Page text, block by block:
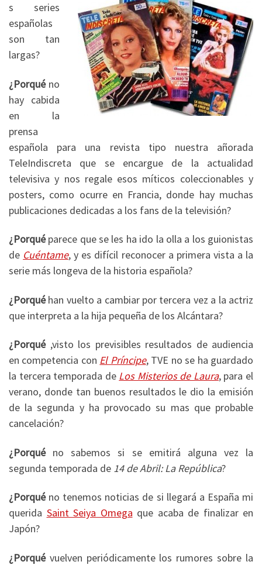
s series
españolas
son tan
largas?
¿Porqué no
hay cabida
en la
prensa
española para una revista tipo nuestra añorada
TeleIndiscreta que se encargue de la actualidad
televisiva y nos regale esos míticos coleccionables y
posters, como ocurre en Francia, donde hay muchas
publicaciones dedicadas a los fans de la televisión?
¿Porquéparece que se les ha ido la olla a los guionistas
de Cuéntame, y es difícil reconocer a primera vista a la
serie más longeva de la historia española?
¿Porquéhan vuelto a cambiar por tercera vez a la actriz
que interpreta a la hija pequeña de los Alcántara?
¿Porqué,visto los previsibles resultados de audiencia
en competencia con El Príncipe, TVE no se ha guardado
la tercera temporada de Los Misterios de Laura, para el
verano, donde tan buenos resultados le dio la emisión
de la segunda y ha provocado su mas que probable
cancelación?
¿Porquéno sabemos si se emitirá alguna vez la
segunda temporada de 14 de Abril: La República?
¿Porquéno tenemos noticias de si llegará a España mi
querida Saint Seiya Omega que acaba de finalizar en
Japón?
¿Porquévuelven periódicamente los rumores sobre la